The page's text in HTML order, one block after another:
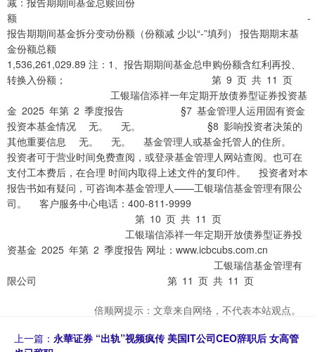
额 -
报告期期间基金拆分变动份额（份额减 少以“-”填列） 报告期期末基
金份额总额
1,536,261,029.89 注：1、报告期期间基金总申购份额含红利再投、
转换入份额； 第 9 页 共 11 页
工银瑞信添祥一年定期开放债券型证券投资基
金 2025 年第 2 季度报告 §7 基金管理人运用固有资金
投资本基金情况 无。 无。 §8 影响投资者决策的
其他重要信息 无。 无。 基金管理人或基金托管人的住所。
投资者可于营业时间免费查阅，或登录基金管理人网站查阅。也可在
支付工本费后，在合理 时间内取得上述文件的复印件。 投资者对本
报告书如有疑问，可咨询本基金管理人——工银瑞信基金管理有限公
司。 客户服务中心电话：400-811-9999
第 10 页 共 11 页
工银瑞信添祥一年定期开放债券型证券投
资基金 2025 年第 2 季度报告 网址：www.icbcubs.com.cn
工银瑞信基金管理有
限公司 第 11 页 共 11 页
倍顺网提示：文章来自网络，不代表本站观点。
上一篇： 永華证券 “出轨”视频疯传 美国IT公司CEO辞职后 女高管